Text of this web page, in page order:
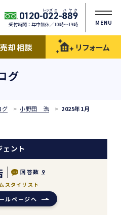
受付時間：年中無休／10時〜19時 MENU
売却相談 リフォーム
グ
グ 小野田 浩 2025年1月
ェント
回答数 9
スタイリスト
ルページへ